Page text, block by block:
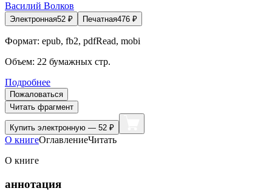
Василий Волков
Электронная52 ₽ Печатная476 ₽
Формат: epub, fb2, pdfRead, mobi
Объем: 22 бумажных стр.
Подробнее
Пожаловаться
Читать фрагмент
Купить электронную — 52 ₽
О книгеОглавлениеЧитать
О книге
аннотация